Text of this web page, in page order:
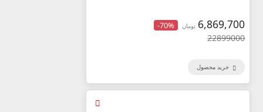
6,869,700 تومان -70%
22899000
خرید محصول